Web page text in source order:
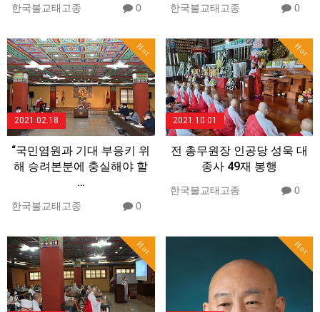
한국불교태고종 0 한국불교태고종 0
Hot
2021.02.18
“국민염원과 기대 부응키 위
해 승려본분에 충실해야 할
…
한국불교태고종 0
Hot
2021.10.01
전 총무원장 인공당 성욱 대
종사 49재 봉행
한국불교태고종 0
Hot Hot